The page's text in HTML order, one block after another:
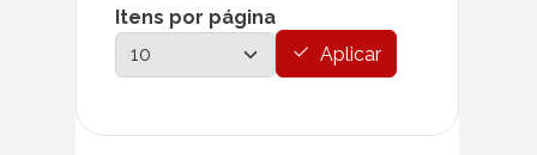
Itens por página
Aplicar